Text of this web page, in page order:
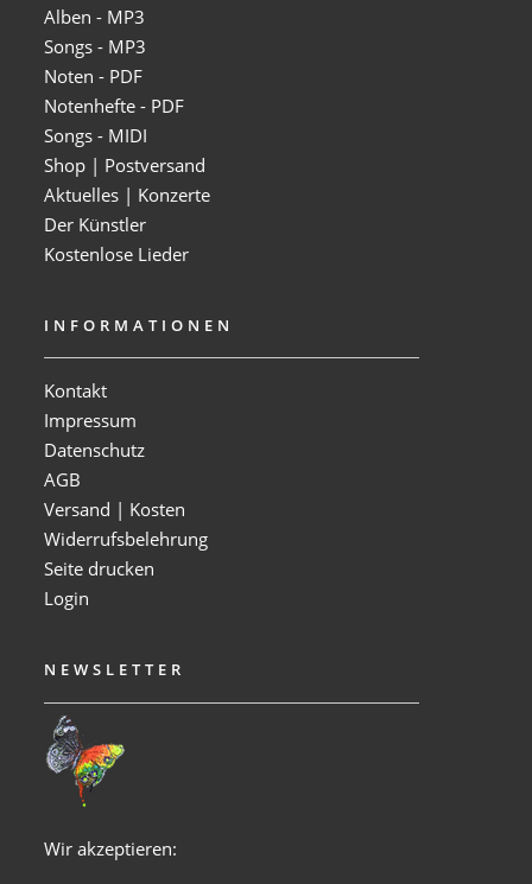
Alben - MP3
Songs - MP3
Noten - PDF
Notenhefte - PDF
Songs - MIDI
Shop | Postversand
Aktuelles | Konzerte
Der Künstler
Kostenlose Lieder
INFORMATIONEN
Kontakt
Impressum
Datenschutz
AGB
Versand | Kosten
Widerrufsbelehrung
Seite drucken
Login
NEWSLETTER
Wir akzeptieren: